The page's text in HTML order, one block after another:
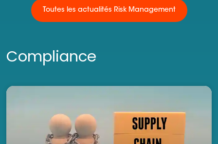
Toutes les actualités Risk Management
Compliance